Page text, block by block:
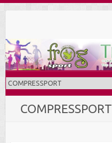
COMPRESSPORT